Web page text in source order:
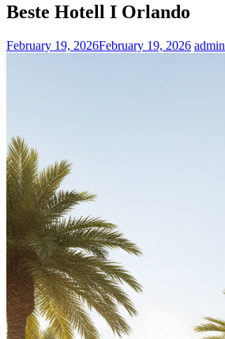
Beste Hotell I Orlando
February 19, 2026February 19, 2026 admin